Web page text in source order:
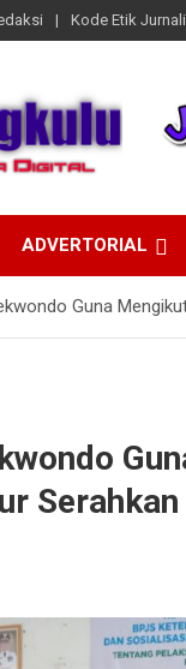
Kode Etik
ADVERTORIAL
Guna